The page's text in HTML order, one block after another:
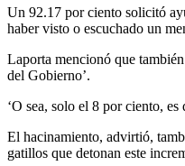
Un 92.17 por ciento solicitó
haber visto o escuchado un
Laporta mencionó que
del Gobierno’.
‘O sea, solo el 8 por ciento,
El hacinamiento, advirtió,
gatillos que detonan este